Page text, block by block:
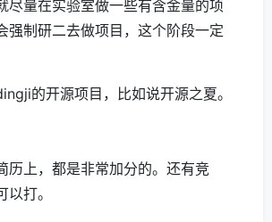
尽量在实验室做一些有含金量的项
强制研二去做项目，这个阶段一定
的开源项目，比如说开源之夏。
历上，都是非常加分的。还有竞
打。